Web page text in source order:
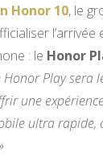
Honor 10, le
: le Honor
Honor Play sera
une
ultra rapide,